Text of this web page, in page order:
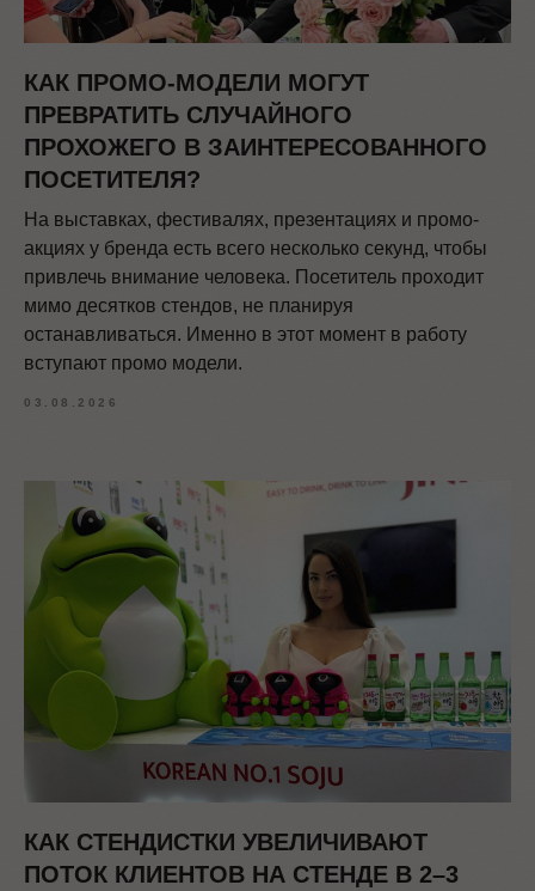
КАК ПРОМО-МОДЕЛИ МОГУТ
ПРЕВРАТИТЬ СЛУЧАЙНОГО
ПРОХОЖЕГО В ЗАИНТЕРЕСОВАННОГО
ПОСЕТИТЕЛЯ?
На выставках, фестивалях, презентациях и промо-
акциях у бренда есть всего несколько секунд, чтобы
привлечь внимание человека. Посетитель проходит
мимо десятков стендов, не планируя
останавливаться. Именно в этот момент в работу
вступают промо модели.
03.08.2026
КАК СТЕНДИСТКИ УВЕЛИЧИВАЮТ
ПОТОК КЛИЕНТОВ НА СТЕНДЕ В 2–3